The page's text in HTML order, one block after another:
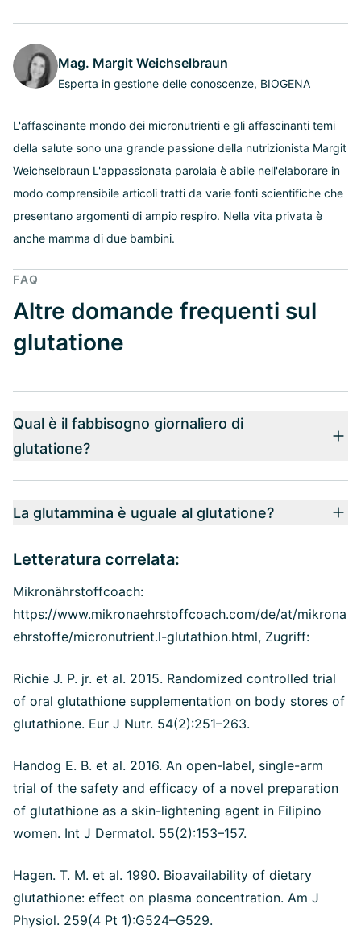
Mag. Margit Weichselbraun
Esperta in gestione delle conoscenze, BIOGENA
L'affascinante mondo dei micronutrienti e gli affascinanti temi
della salute sono una grande passione della nutrizionista Margit
Weichselbraun L'appassionata parolaia è abile nell'elaborare in
modo comprensibile articoli tratti da varie fonti scientifiche che
presentano argomenti di ampio respiro. Nella vita privata è
anche mamma di due bambini.
FAQ
Altre domande frequenti sul
glutatione
Qual è il fabbisogno giornaliero di
glutatione?
La glutammina è uguale al glutatione?
Letteratura correlata:
Mikronährstoffcoach:
https://www.mikronaehrstoffcoach.com/de/at/mikrona
ehrstoffe/micronutrient.l-glutathion.html, Zugriff:
Richie J. P. jr. et al. 2015. Randomized controlled trial
of oral glutathione supplementation on body stores of
glutathione. Eur J Nutr. 54(2):251–263.
Handog E. B. et al. 2016. An open-label, single-arm
trial of the safety and efficacy of a novel preparation
of glutathione as a skin-lightening agent in Filipino
women. Int J Dermatol. 55(2):153–157.
Hagen. T. M. et al. 1990. Bioavailability of dietary
glutathione: effect on plasma concentration. Am J
Physiol. 259(4 Pt 1):G524–G529.